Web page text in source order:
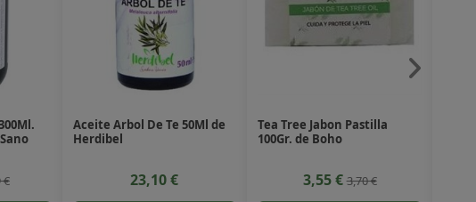
€
Aceite Arbol De Te 50Ml de
Herdibel
23,10 €
Tea Tree Jabon Pastilla
100Gr. de Boho
3,55 €3,70 €